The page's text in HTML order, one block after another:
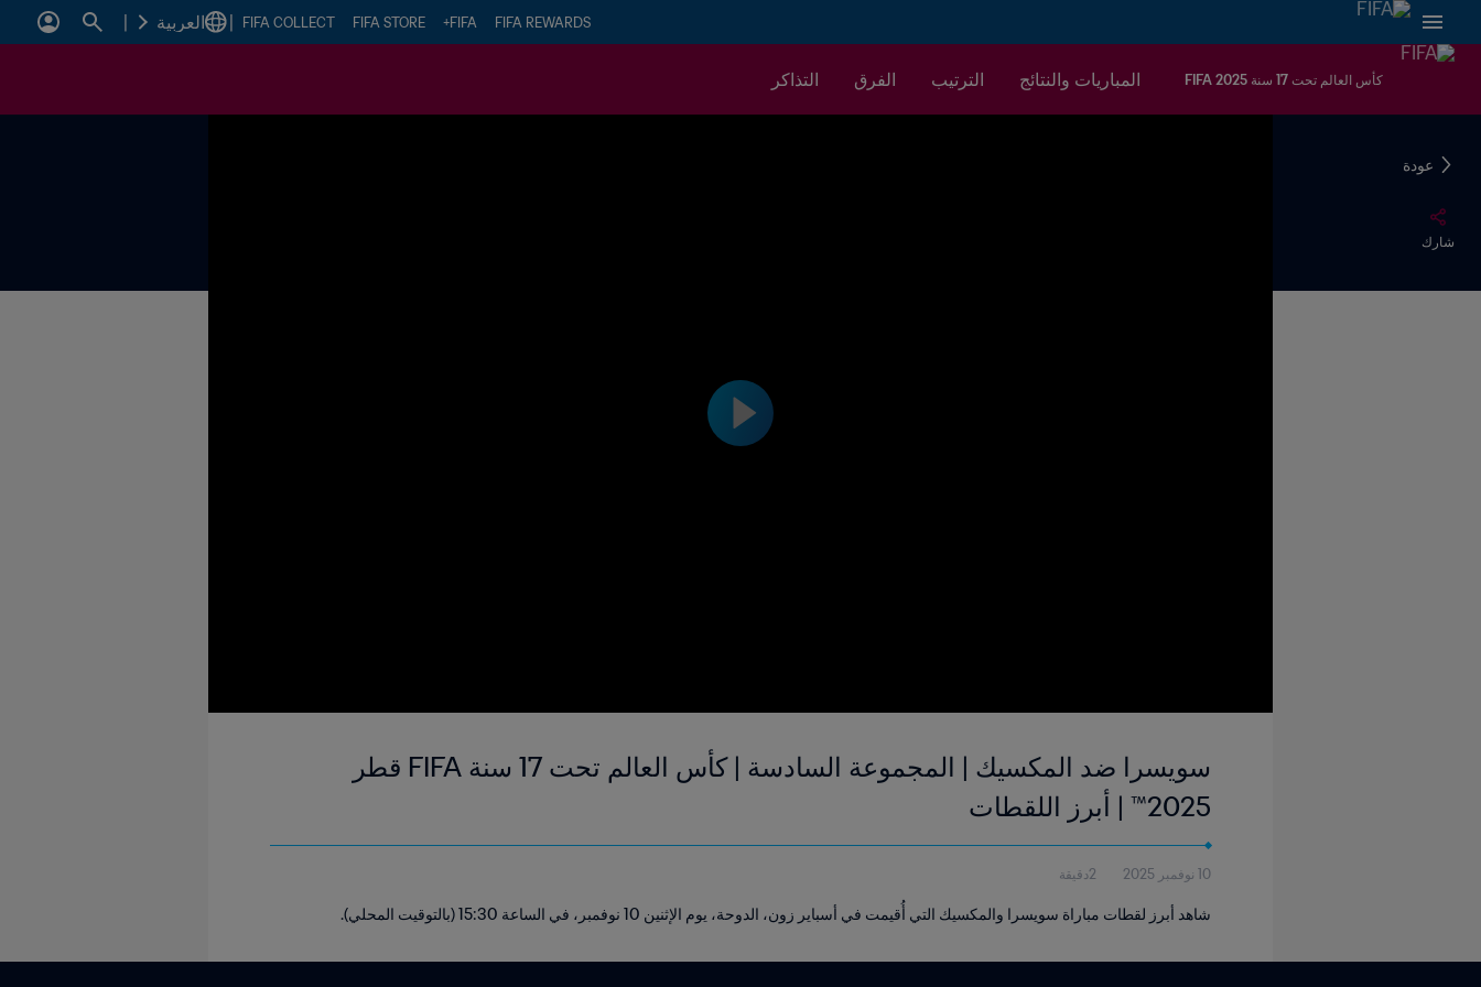
FIFA REWARDS
FIFA+
FIFA STORE
FIFA COLLECT العربية
كأس العالم تحت 17 سنة FIFA 2025 المباريات والنتائج الترتيب الفرق التذاكر
عودة
شارك
سويسرا ضد المكسيك | المجموعة السادسة | كأس العالم تحت 17 سنة FIFA قطر
2025™ | أبرز اللقطات
10 نوفمبر 2025 2دقيقة
شاهد أبرز لقطات مباراة سويسرا والمكسيك التي أُقيمت في أسباير زون، الدوحة، يوم الإثنين 10 نوفمبر، في الساعة 15:30 (بالتوقيت المحلي).